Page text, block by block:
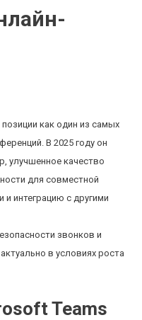
как один из самых
В 2025 году он
улучшенное качество
для совместной
интеграцию с другими
звонков и
в условиях роста
Teams